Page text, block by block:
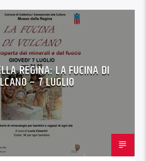
REGINA: LA FUCINA DI
– 7 LUGLIO